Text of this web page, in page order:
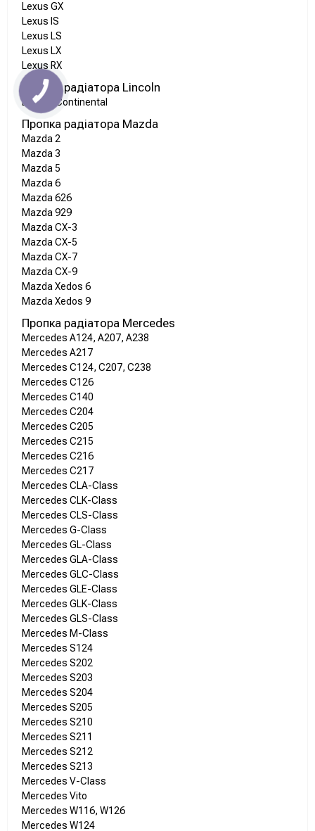
Lexus GX
Lexus IS
Lexus LS
Lexus LX
Lexus RX
Пропка радіатора Lincoln
Lincoln Continental
Пропка радіатора Mazda
Mazda 2
Mazda 3
Mazda 5
Mazda 6
Mazda 626
Mazda 929
Mazda CX-3
Mazda CX-5
Mazda CX-7
Mazda CX-9
Mazda Xedos 6
Mazda Xedos 9
Пропка радіатора Mercedes
Mercedes A124, A207, A238
Mercedes A217
Mercedes C124, C207, C238
Mercedes C126
Mercedes C140
Mercedes C204
Mercedes C205
Mercedes C215
Mercedes C216
Mercedes C217
Mercedes CLA-Class
Mercedes CLK-Class
Mercedes CLS-Class
Mercedes G-Class
Mercedes GL-Class
Mercedes GLA-Class
Mercedes GLC-Class
Mercedes GLE-Class
Mercedes GLK-Class
Mercedes GLS-Class
Mercedes M-Class
Mercedes S124
Mercedes S202
Mercedes S203
Mercedes S204
Mercedes S205
Mercedes S210
Mercedes S211
Mercedes S212
Mercedes S213
Mercedes V-Class
Mercedes Vito
Mercedes W116, W126
Mercedes W124